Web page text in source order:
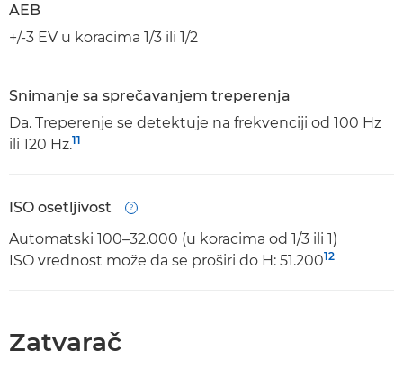
AEB
+/-3 EV u koracima 1/3 ili 1/2
Snimanje sa sprečavanjem treperenja
Da. Treperenje se detektuje na frekvenciji od 100 Hz
ili 120 Hz.11
ISO osetljivost
Automatski 100–32.000 (u koracima od 1/3 ili 1)
ISO vrednost može da se proširi do H: 51.20012
Zatvarač